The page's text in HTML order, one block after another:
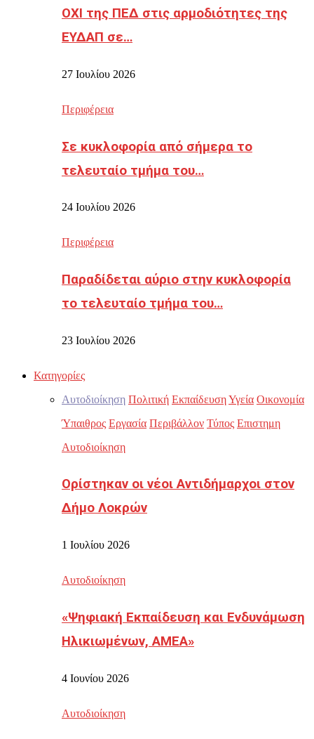
ΟΧΙ της ΠΕΔ στις αρμοδιότητες της
ΕΥΔΑΠ σε…
27 Ιουλίου 2026
Περιφέρεια
Σε κυκλοφορία από σήμερα το
τελευταίο τμήμα του…
24 Ιουλίου 2026
Περιφέρεια
Παραδίδεται αύριο στην κυκλοφορία
το τελευταίο τμήμα του…
23 Ιουλίου 2026
Κατηγορίες
Αυτοδιοίκηση Πολιτική ΕκπαίδευσηΥγεία Οικονομία
Ύπαιθρος Εργασία Περιβάλλον Τύπος Επιστημη
Αυτοδιοίκηση
Ορίστηκαν οι νέοι Αντιδήμαρχοι στον
Δήμο Λοκρών
1 Ιουλίου 2026
Αυτοδιοίκηση
«Ψηφιακή Εκπαίδευση και Ενδυνάμωση
Ηλικιωμένων, ΑΜΕΑ»
4 Ιουνίου 2026
Αυτοδιοίκηση